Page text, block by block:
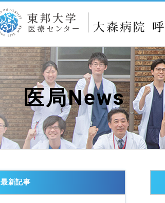
医局News
最新記事